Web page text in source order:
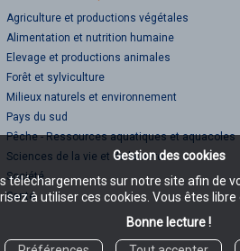
Gestion des cookies
téléchargements sur notre site afin
à utiliser ces cookies. Vous êtes
Bonne lecture !
Agriculture et productions végétales
Alimentation et nutrition humaine
Elevage et productions animales
Forêt et sylviculture
Milieux naturels et environnement
Pays du sud
Pêche - Ressources aquatiques et aquacoles
Sciences de la vie et de la terre
Société
Santé